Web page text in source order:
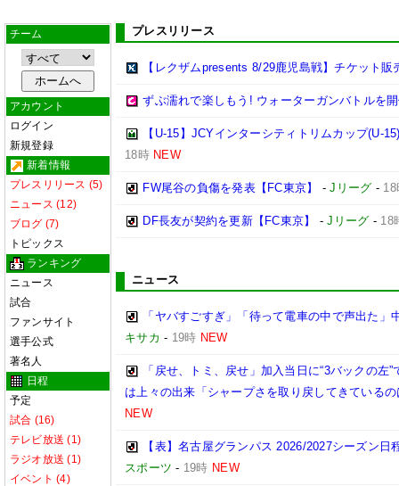
チーム
アカウント
ログイン
新規登録
新着情報
プレスリリース (5)
ニュース (12)
ブログ (7)
トピックス
ランキング
ニュース
試合
ファンサイト
選手公式
著名人
日程
予定
試合 (16)
テレビ放送 (1)
ラジオ放送 (1)
イベント (4)
プレスリリース
【レクザムpresents 8/29鹿児島戦】チケット販
ずぶ濡れで楽しもう! ウォーターガンバトルを
【U-15】JCYインターシティトリムカップ(U-
18時 NEW
FW尾谷の負傷を発表【FC東京】 -Jリーグ - 18
DF長友が契約を更新【FC東京】 -Jリーグ - 18
ニュース
「ヤバすごすぎ」「待って電車の中で声出た
キサカ - 19時 NEW
「戻せ、トミ、戻せ」加入当日に“3バックの
は上々の出来「シャープさを取り戻してきている
NEW
【表】名古屋グランパス 2026/2027シーズン
スポーツ - 19時 NEW